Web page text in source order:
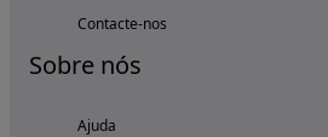
Contacte-nos
Sobre nós
Ajuda